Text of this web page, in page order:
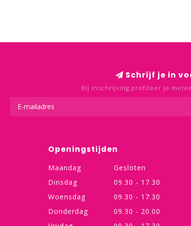
Schrijf je in
Bij inschrijving profiteer je
Openingstijden
Maandag
Gesloten
Dinsdag
09.30 - 17.30
Woensdag
09.30 - 17.30
Donderdag
09.30 - 20.00